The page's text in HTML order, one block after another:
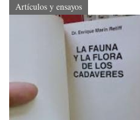
Artículos y ensayos